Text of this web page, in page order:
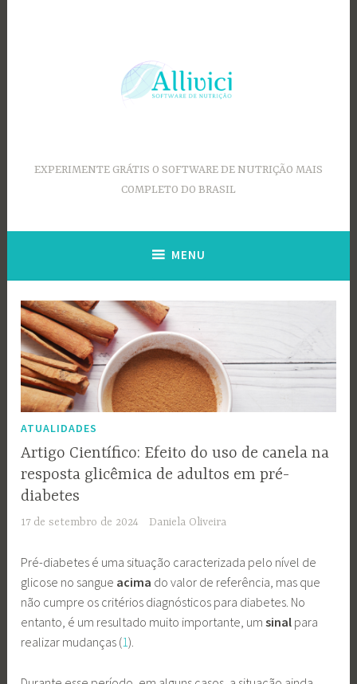
EXPERIMENTE GRÁTIS O SOFTWARE DE NUTRIÇÃO MAIS
COMPLETO DO BRASIL
MENU
ATUALIDADES
Artigo Científico: Efeito do uso de canela na
resposta glicêmica de adultos em pré-
diabetes
17 de setembro de 2024 Daniela Oliveira
Pré-diabetes é uma situação caracterizada pelo nível de
glicose no sangue acima do valor de referência, mas que
não cumpre os critérios diagnósticos para diabetes. No
entanto, é um resultado muito importante, umsinal para
realizar mudanças (1).